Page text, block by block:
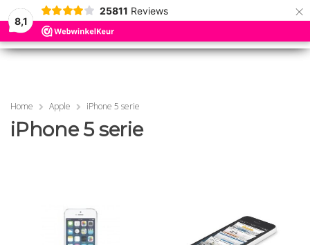
8,1
25811 Reviews ×
MENU
MENU
Home Apple iPhone 5 serie
iPhone 5 serie